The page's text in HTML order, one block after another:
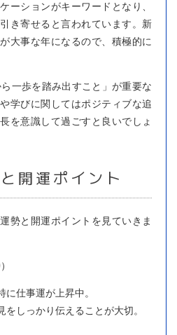
ーションがキーワードとなり、
き寄せると言われています。新
大事な年になるので、積極的に
一歩を踏み出すこと」が重要な
学びに関してはポジティブな追
を意識して過ごすと良いでしょ
開運ポイント
勢と開運ポイントを見ていきま
仕事運が上昇中。
をしっかり伝えることが大切。